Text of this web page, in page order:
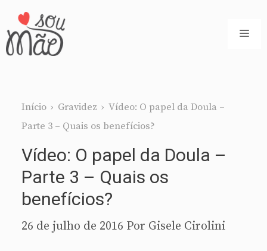
Pular
para
Início › Gravidez › Vídeo: O papel da Doula –
Parte 3 – Quais os benefícios?
Vídeo: O papel da Doula –
Parte 3 – Quais os
benefícios?
26 de julho de 2016 Por Gisele Cirolini